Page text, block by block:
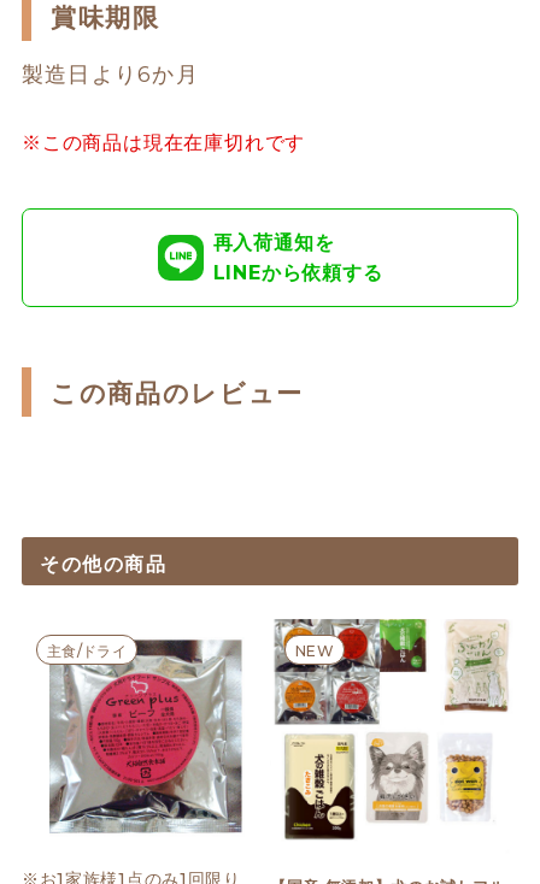
賞味期限
製造日より6か月
※この商品は現在在庫切れです
再入荷通知を
LINEから依頼する
この商品のレビュー
その他の商品
主食/ドライ
※お1家族様1点のみ1回限り
NEW